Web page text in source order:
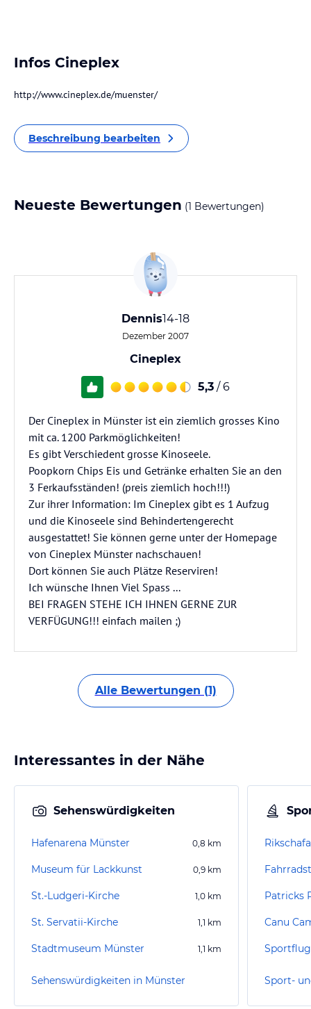
Infos Cineplex
http://www.cineplex.de/muenster/
Beschreibung bearbeiten
Neueste Bewertungen (1 Bewertungen)
Dennis14-18
Dezember 2007
Cineplex
5,3 / 6
Der Cineplex in Münster ist ein ziemlich grosses Kino
mit ca. 1200 Parkmöglichkeiten!
Es gibt Verschiedent grosse Kinoseele.
Poopkorn Chips Eis und Getränke erhalten Sie an den
3 Ferkaufsständen! (preis ziemlich hoch!!!)
Zur ihrer Information: Im Cineplex gibt es 1 Aufzug
und die Kinoseele sind Behindertengerecht
ausgestattet! Sie können gerne unter der Homepage
von Cineplex Münster nachschauen!
Dort können Sie auch Plätze Reserviren!
Ich wünsche Ihnen Viel Spass ...
BEI FRAGEN STEHE ICH IHNEN GERNE ZUR
VERFÜGUNG!!! einfach mailen ;)
Alle Bewertungen (1)
Interessantes in der Nähe
Sehenswürdigkeiten
Hafenarena Münster 0,8 km
Museum für Lackkunst 0,9 km
St.-Ludgeri-Kirche 1,0 km
St. Servatii-Kirche 1,1 km
Stadtmuseum Münster 1,1 km
Sehenswürdigkeiten in Münster
Patricks
Canu